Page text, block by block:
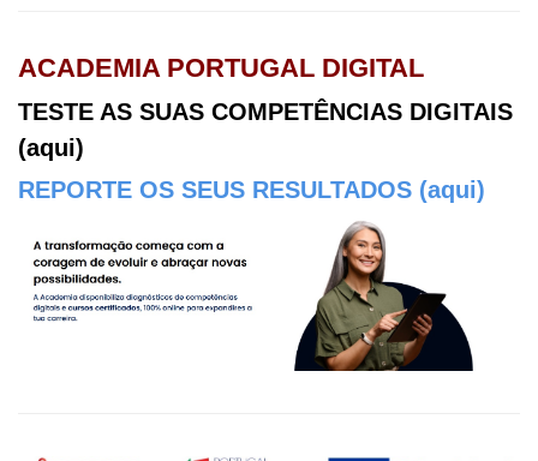
ACADEMIA PORTUGAL DIGITAL
TESTE AS SUAS COMPETÊNCIAS DIGITAIS
(aqui)
REPORTE OS SEUS RESULTADOS (aqui)